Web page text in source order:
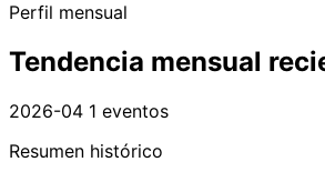
Perfil mensual
Tendencia mensual
2026-04 1 eventos
Resumen histórico